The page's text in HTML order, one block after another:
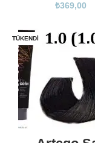
₺369,00
TÜKENDI